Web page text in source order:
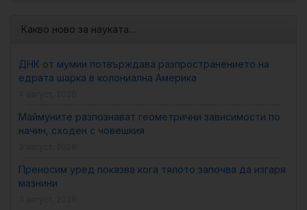
Какво ново за науката…
ДНК от мумии потвърждава разпространението на
едрата шарка в колониална Америка
Маймуните разпознават геометрични зависимости по
начин, сходен с човешкия
Преносим уред показва кога тялото започва да изгаря
мазнини